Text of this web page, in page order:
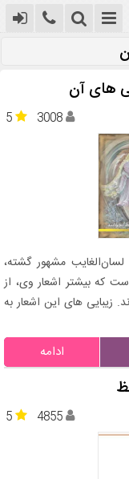
های آن
5 3008
مشهور گشته،
که بیشتر اشعار وی، از
زیبایی های این اشعار به
ادامه
5 4855